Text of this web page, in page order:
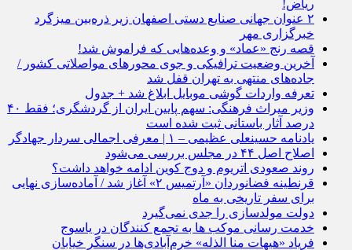
ریاض!
۲ عنوان جهانی صنایع دستی اصفهان زیر ذره‌بین میزگرد
خبرگزاری مهر
قصه رنج «عماد» و وعده‌هایی که فراموش شد!
آخرین وضعیت ترافیکی و جوی محورهای مواصلاتی کشور /
جاده‌های منتهی به تهران قفل شد
تعرفه واردات گوشی موبایل ابلاغ شد + جدول
وزیر میراث فرهنگی: سهم پایین ایران از گردشگری؛ فقط ۴۰
درصد آثار باستانی ثبت شده است
یادنامه حسینعلی عظیمی – ۱ | معرفی اجمالی سردار جهادگر
اصلاح اصل ۴۴ در مجلس بررسی می‌شود
روند صعودی اتریوم و دوج کوین ادامه خواهد داشت؟
قرنطینه فضانوردان «آرتمیس ۲» آغاز شد / آماده‌سازی نهایی
برای سفر تاریخی به ماه
دولت مولدسازی را جدی نمی‌گیرد
خدمت رسانی موکب ها به تجمع کنندگان در یاسوج
فریاد «هیهات منا الذله» خرم‌آبادی‌ها در سنگر خیابان